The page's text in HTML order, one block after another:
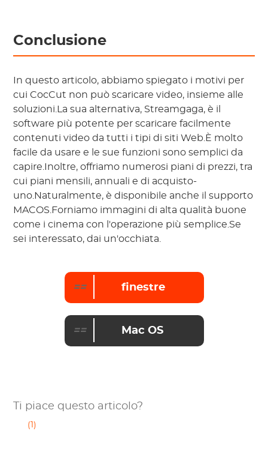
Conclusione
In questo articolo, abbiamo spiegato i motivi per
cui CocCut non può scaricare video, insieme alle
soluzioni.La sua alternativa, Streamgaga, è il
software più potente per scaricare facilmente
contenuti video da tutti i tipi di siti Web.È molto
facile da usare e le sue funzioni sono semplici da
capire.Inoltre, offriamo numerosi piani di prezzi, tra
cui piani mensili, annuali e di acquisto-
uno.Naturalmente, è disponibile anche il supporto
MACOS.Forniamo immagini di alta qualità buone
come i cinema con l'operazione più semplice.Se
sei interessato, dai un'occhiata.
== finestre
== Mac OS
Ti piace questo articolo?
(1)